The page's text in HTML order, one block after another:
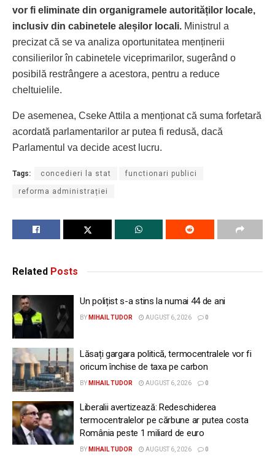
vor fi eliminate din organigramele autorităților locale,
inclusiv din cabinetele aleșilor locali. Ministrul a
precizat că se va analiza oportunitatea menținerii
consilierilor în cabinetele viceprimarilor, sugerând o
posibilă restrângere a acestora, pentru a reduce
cheltuielile.
De asemenea, Cseke Attila a menționat că suma forfetară
acordată parlamentarilor ar putea fi redusă, dacă
Parlamentul va decide acest lucru.
Tags: concedieri la stat functionari publici
reforma administrației
Related Posts
Un polițist s-a stins la numai 44 de ani
BY MIHAIL TUDOR AUGUST 6, 2026 0
Lăsați gargara politică, termocentralele vor fi
oricum închise de taxa pe carbon
BY MIHAIL TUDOR AUGUST 6, 2026 0
Liberalii avertizează: Redeschiderea
termocentralelor pe cărbune ar putea costa
România peste 1 miliard de euro
BY MIHAIL TUDOR AUGUST 6, 2026 0